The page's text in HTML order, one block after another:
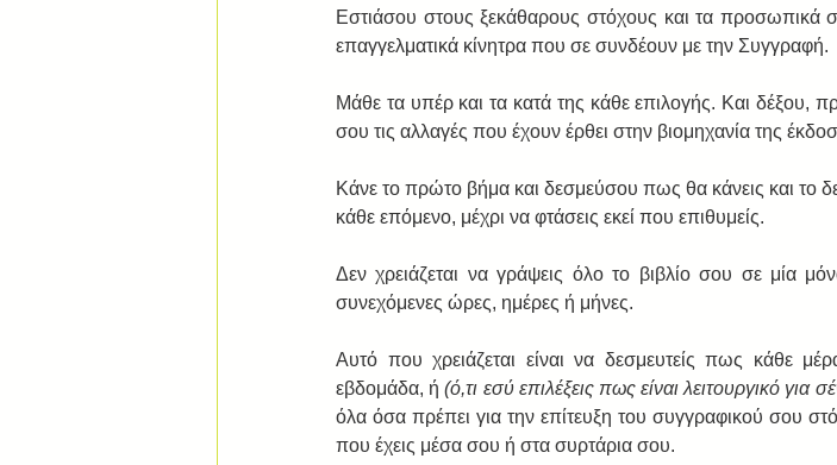
Εστιάσου στους ξεκάθαρους στόχους και τα προσωπικά
επαγγελματικά κίνητρα που σε συνδέουν με την Συγγραφή.
Μάθε τα υπέρ και τα κατά της κάθε επιλογής. Και δέξου,
σου τις αλλαγές που έχουν έρθει στην βιομηχανία της
Κάνε το πρώτο βήμα και δεσμεύσου πως θα κάνεις και το
κάθε επόμενο, μέχρι να φτάσεις εκεί που επιθυμείς.
Δεν χρειάζεται να γράψεις όλο το βιβλίο σου σε μία
συνεχόμενες ώρες, ημέρες ή μήνες.
Αυτό που χρειάζεται είναι να δεσμευτείς πως κάθε
εβδομάδα, ή (ό,τι εσύ επιλέξεις πως είναι λειτουργικό για
όλα όσα πρέπει για την επίτευξη του συγγραφικού σου
που έχεις μέσα σου ή στα συρτάρια σου.